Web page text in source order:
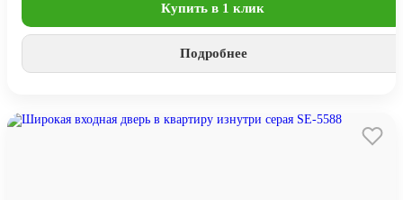
Купить в 1 клик
Подробнее